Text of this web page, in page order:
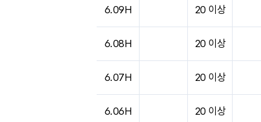
6.09H 20 이상
6.08H 20 이상
6.07H 20 이상
6.06H 20 이상